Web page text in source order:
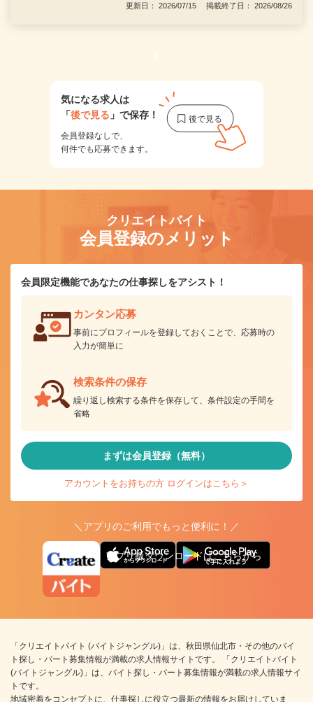
更新日： 2026/07/15 掲載終了日： 2026/08/26
1
気になる求人は
「後で見る 」で保存！
会員登録なしで、
何件でも応募できます。
クリエイトバイト
会員登録のメリット
会員限定機能であなたの仕事探しをアシスト！
カンタン応募
事前にプロフィールを登録しておくことで、応募時の
入力が簡単に
検索条件の保存
繰り返し検索する条件を保存して、条件設定の手間を
省略
まずは会員登録（無料）
アカウントをお持ちの方 ログインはこちら＞
＼アプリのご利用でもっと便利に！／
アプリ版ダウンロードはこちらから
「クリエイトバイト (バイトジャングル)」は、秋田県仙北市・その他のバイ
ト探し・パート募集情報が満載の求人情報サイトです。 「クリエイトバイト
(バイトジャングル)」は、バイト探し・パート募集情報が満載の求人情報サイ
トです。
地域密着をコンセプトに、仕事探しに役立つ最新の情報をお届けしていま